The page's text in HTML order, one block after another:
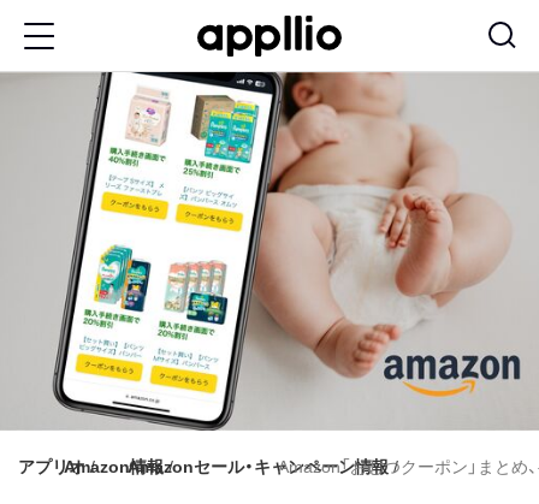
アプリオAmazon情報Amazonセール・キャンペーン情報Amazon「おむつクーポン」まと